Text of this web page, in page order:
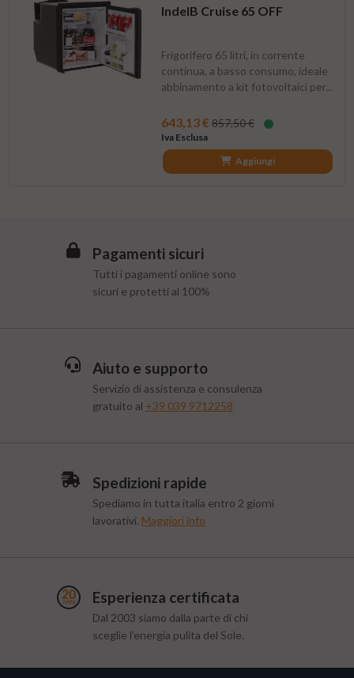
IndelB Cruise 65 OFF
Frigorifero 65 litri, in corrente
continua, a basso consumo, ideale
abbinamento a kit fotovoltaici per...
643,13 €857,50 €
Iva Esclusa
Aggiungi
Pagamenti sicuri
Tutti i pagamenti online sono
sicuri e protetti al 100%
Aiuto e supporto
Servizio di assistenza e consulenza
gratuito al +39 039 9712258
Spedizioni rapide
Spediamo in tutta italia entro 2 giorni
lavorativi. Maggiori info
Esperienza certificata
Dal 2003 siamo dalla parte di chi
sceglie l’energia pulita del Sole.